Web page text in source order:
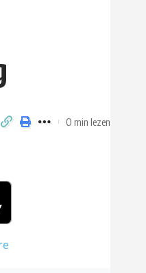
0 min lezen